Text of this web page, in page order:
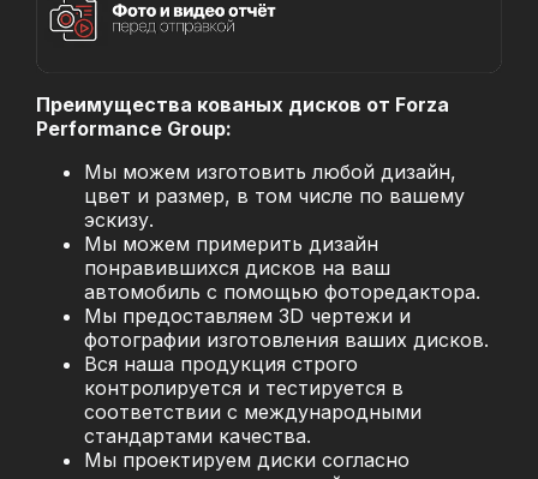
Преимущества кованых дисков от Forza
Performance Group:
Мы можем изготовить любой дизайн,
цвет и размер, в том числе по вашему
эскизу.
Мы можем примерить дизайн
понравившихся дисков на ваш
автомобиль с помощью фоторедактора.
Мы предоставляем 3D чертежи и
фотографии изготовления ваших дисков.
Вся наша продукция строго
контролируется и тестируется в
соответствии с международными
стандартами качества.
Мы проектируем диски согласно